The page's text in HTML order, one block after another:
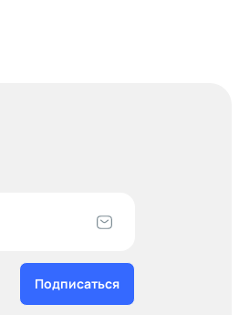
Подписаться